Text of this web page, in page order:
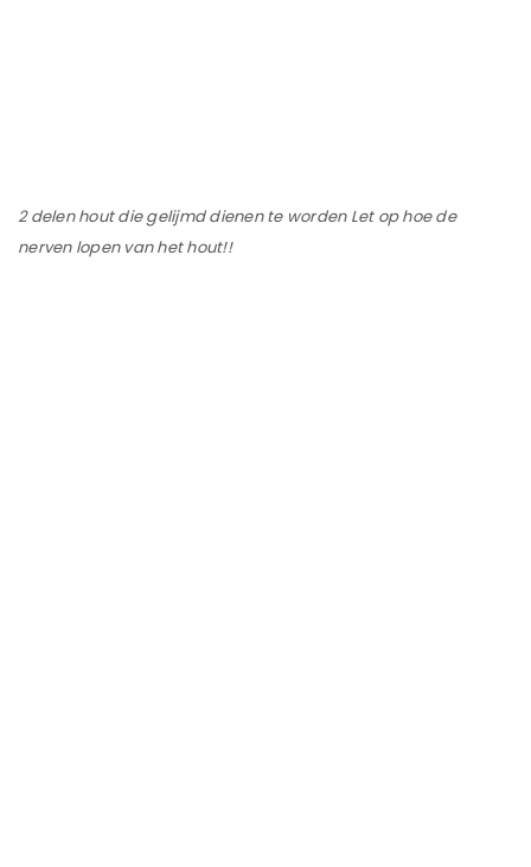
2 delen hout die gelijmd dienen te worden Let op hoe de
nerven lopen van het hout!!